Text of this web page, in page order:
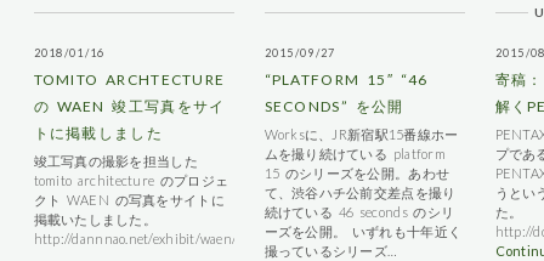
2018/01/16
TOMITO ARCHTECTURE
の WAEN 竣工写真をサイ
トに掲載しました
竣工写真の撮影を担当した
tomito architecture のプロジェ
クト WAEN の写真をサイトに
掲載いたしました。
http://dannnao.net/exhibit/waen/
2015/09/27
“PLATFORM 15″ “46
SECONDS” を公開
Worksに、JR新宿駅15番線ホー
ムを撮り続けている platform
15 のシリーズを公開。あわせ
て、渋谷ハチ公前交差点を撮り
続けている 46 seconds のシリ
ーズを公開。 いずれも十年近く
撮っているシリーズ…
2015/
寄稿
解く
プであ
うとい
た。
http://